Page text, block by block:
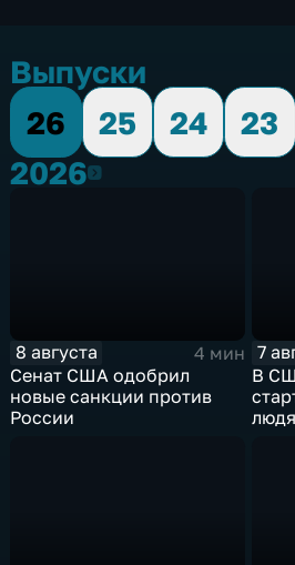
Выпуски
26
25 24 23
20262026
8 августа
4 мин
Сенат США одобрил
новые санкции против
России
7
В